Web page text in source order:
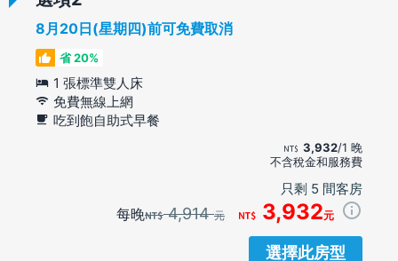
8月20日(星期四)前可免費取消
省 20%
1 張標準雙人床
免費無線上網
吃到飽自助式早餐
3,932/1 晚
不含稅金和服務費
只剩 5 間客房
每晚 4,914元 3,932元
選擇此房型